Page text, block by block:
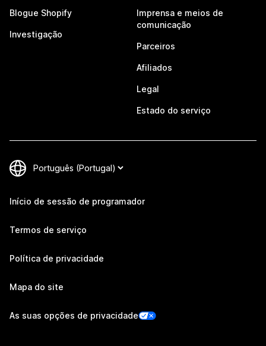
Blogue Shopify
Investigação
Imprensa e meios de
comunicação
Parceiros
Afiliados
Legal
Estado do serviço
Início de sessão de programador
Termos de serviço
Política de privacidade
Mapa do site
As suas opções de privacidade